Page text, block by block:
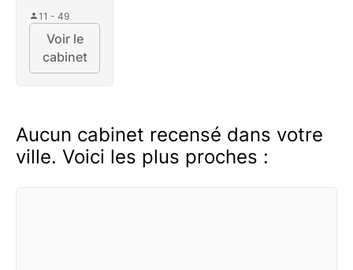
11 - 49
Voir le
cabinet
Aucun cabinet recensé dans votre
ville. Voici les plus proches :